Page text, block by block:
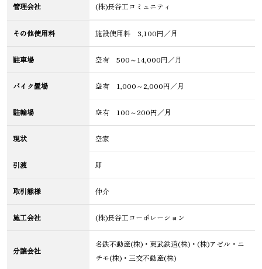
管理会社 (株)長谷工コミュニティ
その他使用料 施設使用料 3,100円／月
駐車場 空有 500～14,000円／月
バイク置場 空有 1,000～2,000円／月
駐輪場 空有 100～200円／月
現状 空家
引渡 即
取引態様 仲介
施工会社 (株)長谷工コーポレーション
分譲会社
名鉄不動産(株)・東武鉄道(株)・(株)アゼル・ニ
チモ(株)・三交不動産(株)